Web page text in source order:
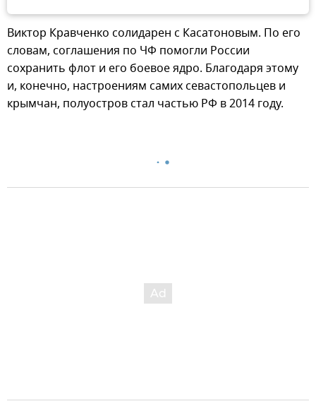
Виктор Кравченко солидарен с Касатоновым. По его
словам, соглашения по ЧФ помогли России
сохранить флот и его боевое ядро. Благодаря этому
и, конечно, настроениям самих севастопольцев и
крымчан, полуостров стал частью РФ в 2014 году.